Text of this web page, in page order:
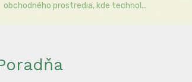
obchodného prostredia, kde technol...